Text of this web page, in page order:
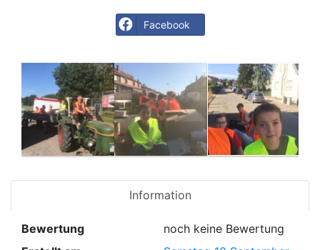
Facebook
Information
Bewertung
noch keine Bewertung